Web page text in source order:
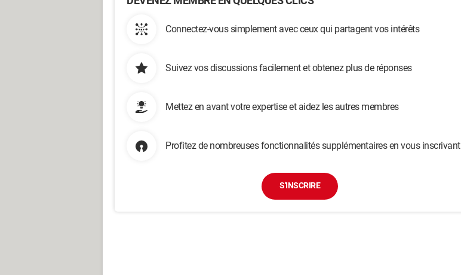
Connectez-vous simplement avec ceux qui partagent vos intérêts
Suivez vos discussions facilement et obtenez plus de réponses
Mettez en avant votre expertise et aidez les autres membres
Profitez de nombreuses fonctionnalités supplémentaires en vous inscrivant
S'INSCRIRE